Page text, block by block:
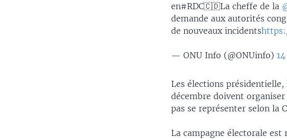
en#RDC🇨🇩La cheffe de la
demande aux autorités
de nouveaux incidents
— ONU Info (@ONUinfo)
Les élections
décembre doivent
pas se représenter selon la
La campagne électorale